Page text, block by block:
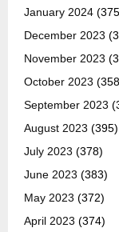
January 2024
December 2023
November 2023
October 2023
September 2023
August 2023 (395)
July 2023 (378)
June 2023 (383)
May 2023 (372)
April 2023 (374)